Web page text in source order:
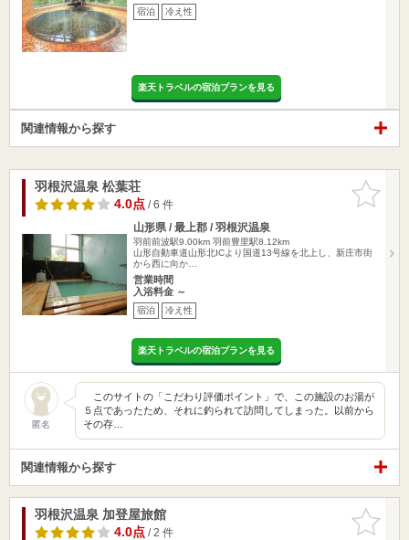
宿泊 冷え性
楽天トラベルの宿泊プランを見る
関連情報から探す
お気に入
りに追加
羽根沢温泉 松葉荘
4.0点/ 6 件
山形県 / 最上郡 / 羽根沢温泉
羽前前波駅9.00km 羽前豊里駅8.12km
山形自動車道山形北ICより国道13号線を北上し、新庄市街
から西に向か…
営業時間
入浴料金 ～
宿泊 冷え性
楽天トラベルの宿泊プランを見る
匿名
このサイトの「こだわり評価ポイント」で、この施設のお湯が
５点であったため、それに釣られて訪問してしまった。以前から
その存…
関連情報から探す
お気に入
りに追加
羽根沢温泉 加登屋旅館
4.0点/ 2 件